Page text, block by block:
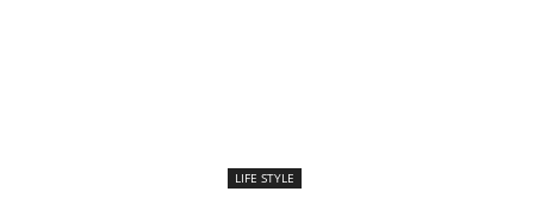
LIFE STYLE